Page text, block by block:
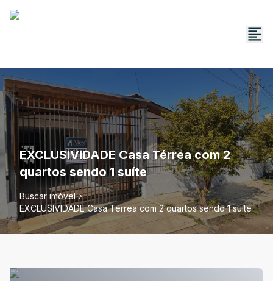
EXCLUSIVIDADE Casa Térrea com 2
quartos sendo 1 suíte
Buscar imóvel
EXCLUSIVIDADE Casa Térrea com 2 quartos sendo 1 suíte